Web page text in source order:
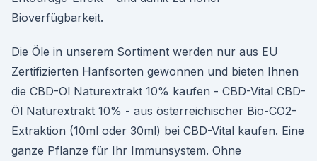
Bioverfügbarkeit.
Die Öle in unserem Sortiment werden nur aus EU
Zertifizierten Hanfsorten gewonnen und bieten Ihnen
die CBD-Öl Naturextrakt 10% kaufen - CBD-Vital CBD-
Öl Naturextrakt 10% - aus österreichischer Bio-CO2-
Extraktion (10ml oder 30ml) bei CBD-Vital kaufen. Eine
ganze Pflanze für Ihr Immunsystem. Ohne